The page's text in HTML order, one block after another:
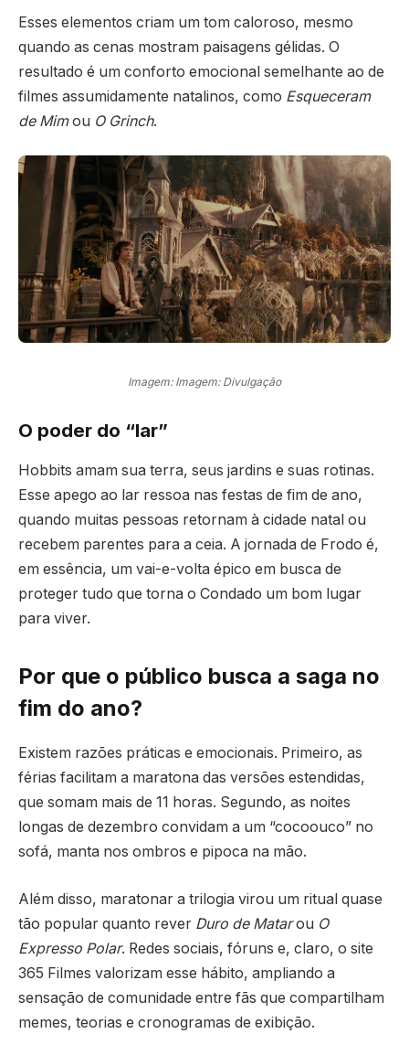
Esses elementos criam um tom caloroso, mesmo
quando as cenas mostram paisagens gélidas. O
resultado é um conforto emocional semelhante ao de
filmes assumidamente natalinos, como Esqueceram
de Mimou O Grinch.
Imagem: Imagem: Divulgação
O poder do “lar”
Hobbits amam sua terra, seus jardins e suas rotinas.
Esse apego ao lar ressoa nas festas de fim de ano,
quando muitas pessoas retornam à cidade natal ou
recebem parentes para a ceia. A jornada de Frodo é,
em essência, um vai-e-volta épico em busca de
proteger tudo que torna o Condado um bom lugar
para viver.
Por que o público busca a saga no
fim do ano?
Existem razões práticas e emocionais. Primeiro, as
férias facilitam a maratona das versões estendidas,
que somam mais de 11 horas. Segundo, as noites
longas de dezembro convidam a um “cocoouco” no
sofá, manta nos ombros e pipoca na mão.
Além disso, maratonar a trilogia virou um ritual quase
tão popular quanto rever Duro de Matarou O
Expresso Polar. Redes sociais, fóruns e, claro, o site
365 Filmes valorizam esse hábito, ampliando a
sensação de comunidade entre fãs que compartilham
memes, teorias e cronogramas de exibição.